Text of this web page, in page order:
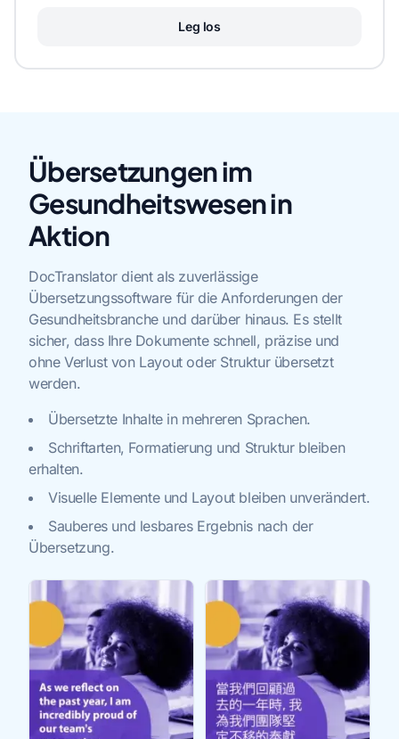
Leg los
Übersetzungen im
Gesundheitswesen in
Aktion
DocTranslator dient als zuverlässige
Übersetzungssoftware für die Anforderungen der
Gesundheitsbranche und darüber hinaus. Es stellt
sicher, dass Ihre Dokumente schnell, präzise und
ohne Verlust von Layout oder Struktur übersetzt
werden.
Übersetzte Inhalte in mehreren Sprachen.
Schriftarten, Formatierung und Struktur bleiben
erhalten.
Visuelle Elemente und Layout bleiben unverändert.
Sauberes und lesbares Ergebnis nach der
Übersetzung.